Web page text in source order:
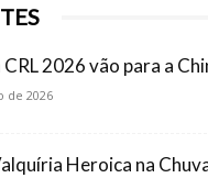
2026 vão para a
de 2026
Heroica na